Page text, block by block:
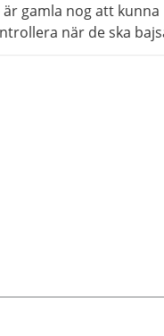
är gamla nog att kunna
när de ska